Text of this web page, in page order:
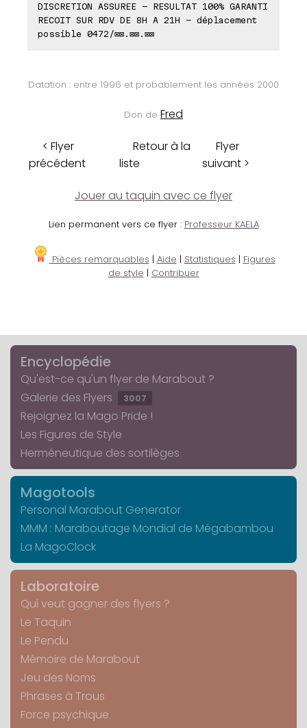
DISCRETION ASSUREE - RESULTAT 100% GARANTI
RECOIT SUR RDV DE 8H A 21H – déplacement
possible 0472/⊠⊠.⊠⊠.⊠⊠
Datation : entre 1996 et probablement les années 2000
Don de Fred
< Flyer
précédent
Retour à la
liste
Flyer
suivant >
Jouer au taquin avec ce flyer
Lien permanent vers ce flyer : Professeur KAELA
Pièces remarquables | Aide | Statistiques | Figures
de style | Contribuer
Encyclopédie
Qu'est-ce qu'un flyer de Marabout ?
Galerie des Flyers
3007
Rejoignez la Mago Pride !
Les Figures de Style
Herméneutique des sortilèges
Magotools
Personal Marabout Generator
MMM : Maraboutage Mondial de Mégabambou
La MagoClock
Laboratoire
Qui veut gagner des flyers ?
Le Taquin
Le Pendu
Mémoire de Marabout
Jeu des Noms
Phrases à Trous
Force psychique